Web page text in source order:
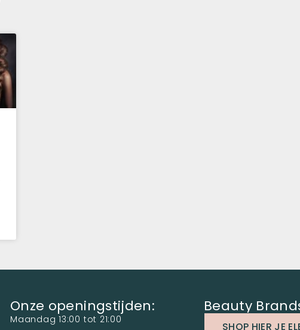
Onze openingstijden:
Maandag 13:00 tot 21:00
Beauty
SHOP HIER JE